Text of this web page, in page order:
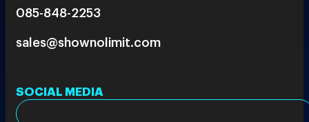
085-848-2253
sales@shownolimit.com
SOCIAL MEDIA